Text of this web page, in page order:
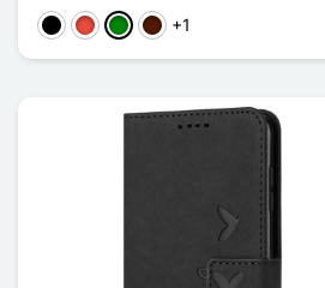
MustaPunainen
VihreäMarron Foncé
+1